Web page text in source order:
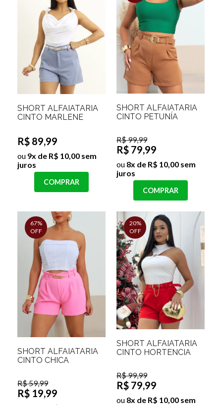
SHORT ALFAIATARIA
CINTO MARLENE
R$ 89,99
ou 9x de R$ 10,00 sem
juros
COMPRAR
SHORT ALFAIATARIA
CINTO PETUNÍA
R$ 99,99
R$ 79,99
ou 8x de R$ 10,00 sem
juros
COMPRAR
67%
OFF
SHORT ALFAIATARIA
CINTO CHICA
R$ 59,99
R$ 19,99
20%
OFF
SHORT ALFAIATARIA
CINTO HORTENCIA
R$ 99,99
R$ 79,99
ou 8x de R$ 10,00 sem